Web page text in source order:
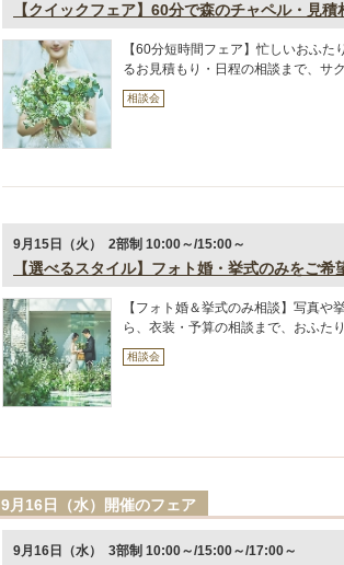
【クイックフェア】60分で森のチャペル・見
【60分短時間フェア】忙しいおふ
るお見積もり・日程の相談まで、サ
相談会
9月15日（火） 2部制 10:00～/15:00～
【選べるスタイル】フォト婚・挙式のみをご希
【フォト婚＆挙式のみ相談】写真
ら、衣装・予算の相談まで、おふた
相談会
9月16日（水）開催のフェア
9月16日（水） 3部制 10:00～/15:00～/17:00～